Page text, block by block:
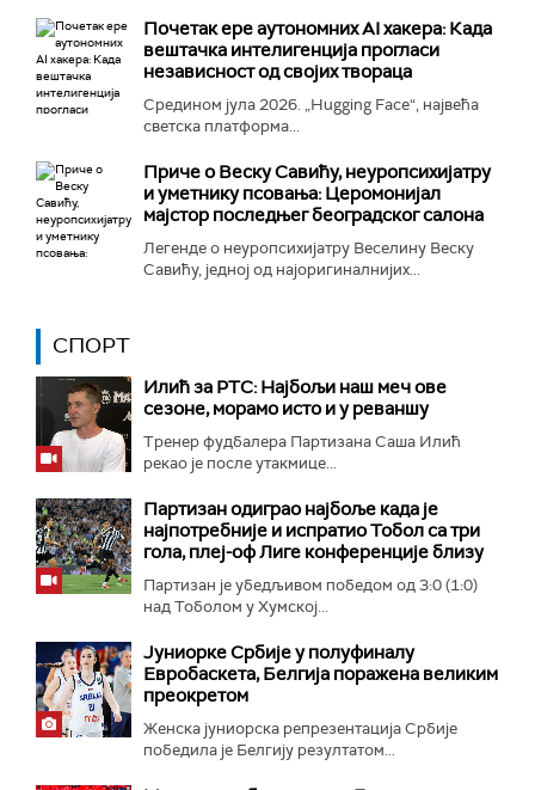
Почетак ере аутономних AI хакера: Када
вештачка интелигенција прогласи
независност од својих твораца
Средином јула 2026. „Hugging Face“, највећа
светска платформа...
Приче о Веску Савићу, неуропсихијатру
и уметнику псовања: Церомонијал
мајстор последњег београдског салона
Легенде о неуропсихијатру Веселину Веску
Савићу, једној од најоригиналнијих...
СПОРТ
Илић за РТС: Најбољи наш меч ове
сезоне, морамо исто и у реваншу
Тренер фудбалера Партизана Саша Илић
рекао је после утакмице...
Партизан одиграо најбоље када је
најпотребније и испратио Тобол са три
гола, плеј-оф Лиге конференције близу
Партизан је убедљивом победом од 3:0 (1:0)
над Тоболом у Хумској...
Јуниорке Србије у полуфиналу
Евробаскета, Белгија поражена великим
преокретом
Женска јуниорска репрезентација Србије
победила је Белгију резултатом...